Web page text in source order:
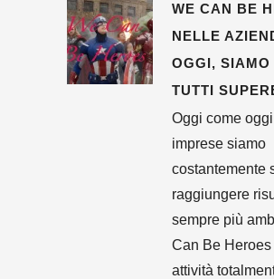
WE CAN BE
NELLE
OGGI, SIAMO
TUTTI
Oggi come
imprese siamo
costantemente
raggiungere
sempre più
Can Be Heroes
attività